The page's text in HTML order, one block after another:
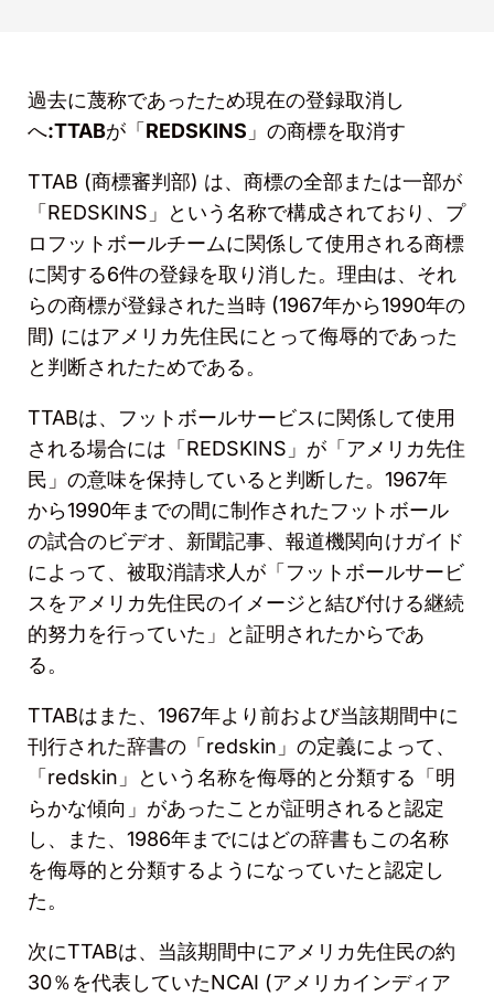
過去に蔑称であったため現在の登録取消し
へ:TTABが「 REDSKINS 」の商標を取消す
TTAB (商標審判部) は、商標の全部または一部が
「 REDSKINS 」という名称で構成されており、プ
ロフットボールチームに関係して使用される商標
に関する6件の登録を取り消した。理由は、それ
らの商標が登録された当時 (1967年から1990年の
間) にはアメリカ先住民にとって侮辱的であった
と判断されたためである。
TTABは、フットボールサービスに関係して使用
される場合には「 REDSKINS 」が「アメリカ先住
民」の意味を保持していると判断した。 1967年
から1990年までの間に制作されたフットボール
の試合のビデオ、新聞記事、報道機関向けガイド
によって、被取消請求人が「フットボールサービ
スをアメリカ先住民のイメージと結び付ける継続
的努力を行っていた」と証明されたからであ
る。
TTABはまた、 1967年より前および当該期間中に
刊行された辞書の「 redskin 」の定義によって、
「 redskin 」という名称を侮辱的と分類する「明
らかな傾向」があったことが証明されると認定
し、また、 1986年までにはどの辞書もこの名称
を侮辱的と分類するようになっていたと認定し
た。
次にTTABは、当該期間中にアメリカ先住民の約
30％を代表していたNCAI (アメリカインディア